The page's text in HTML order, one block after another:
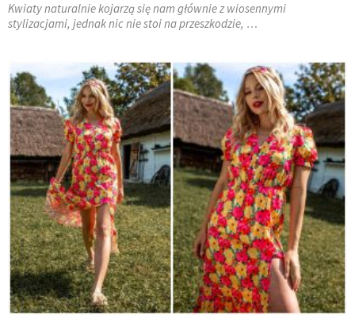
Kwiaty naturalnie kojarzą się nam głównie z wiosennymi
stylizacjami, jednak nic nie stoi na przeszkodzie, …